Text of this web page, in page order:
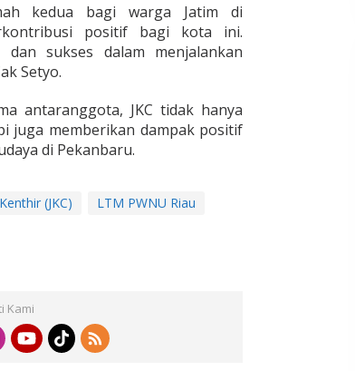
kedua bagi warga Jatim di
positif bagi kota ini.
sukses dalam menjalankan
Setyo.
antaranggota, JKC tidak hanya
juga memberikan dampak positif
di Pekanbaru.
(JKC)
LTM PWNU Riau
Kami